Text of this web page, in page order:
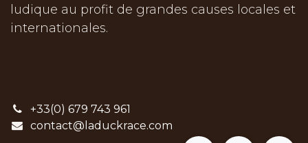
ludique au profit de grandes causes locales et
internationales.
+33(0) 679 743 961
contact@laduckrace.com